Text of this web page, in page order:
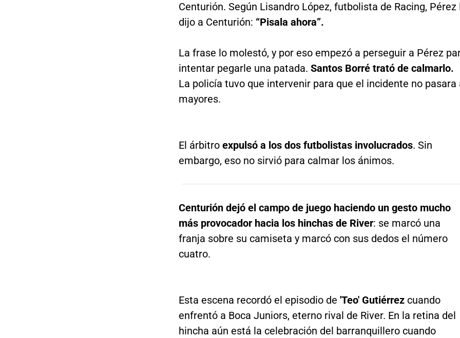
Centurión. Según Lisandro López, futbolista de Racing, Pérez
dijo a Centurión: “Pisala ahora”.
La frase lo molestó, y por eso empezó a perseguir a Pérez
intentar pegarle una patada. Santos Borré trató de calmarlo.
La policía tuvo que intervenir para que el incidente no pasara
mayores.
El árbitroexpulsó a los dos futbolistas involucrados. Sin
embargo, eso no sirvió para calmar los ánimos.
Centurión dejó el campo de juego haciendo un gesto mucho
más provocador hacia los hinchas de River: se marcó una
franja sobre su camiseta y marcó con sus dedos el número
cuatro.
Esta escena recordó el episodio de 'Teo' Gutiérrez cuando
enfrentó a Boca Juniors, eterno rival de River. En la retina del
hincha aún está la celebración del barranquillero cuando